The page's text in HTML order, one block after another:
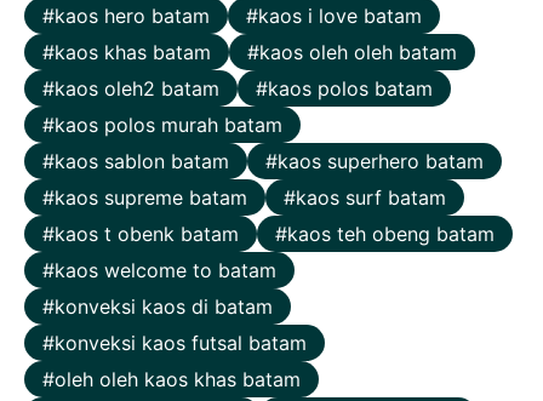
kaos hero batam
kaos i love batam
kaos khas batam
kaos oleh oleh batam
kaos oleh2 batam
kaos polos batam
kaos polos murah batam
kaos sablon batam
kaos superhero batam
kaos supreme batam
kaos surf batam
kaos t obenk batam
kaos teh obeng batam
kaos welcome to batam
konveksi kaos di batam
konveksi kaos futsal batam
oleh oleh kaos khas batam